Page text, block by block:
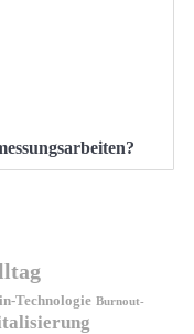
Technologie Burnout-